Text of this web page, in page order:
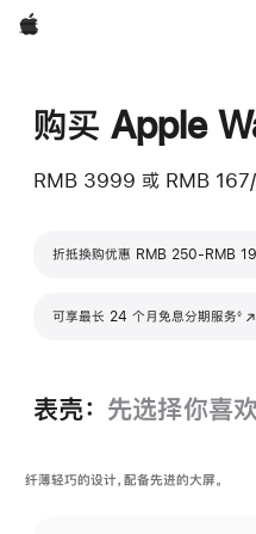
Apple
购买 Apple
RMB 3999 或 RMB
折抵换购优惠 RMB 250-RMB
可享最长 24 个月免息分期服务◊
(在新窗口中打开)
表壳： 先选择你喜
纤薄轻巧的设计，配备先进的大屏。